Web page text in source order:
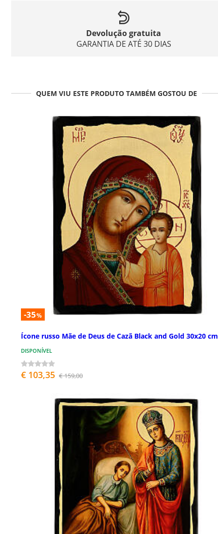
Devolução gratuita
GARANTIA DE ATÉ 30 DIAS
QUEM VIU ESTE PRODUTO TAMBÉM GOSTOU DE
-35%
Ícone russo Mãe de Deus de Cazã Black and Gold 30x20 cm
DISPONÍVEL
€ 103,35 € 159,00